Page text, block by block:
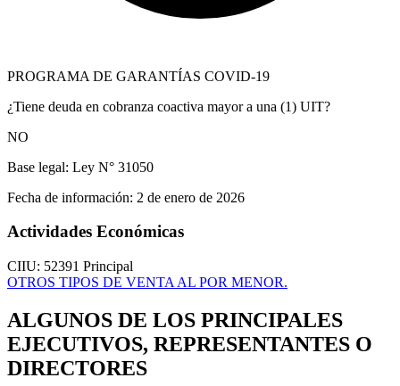
PROGRAMA DE GARANTÍAS COVID-19
¿Tiene deuda en cobranza coactiva mayor a una (1) UIT?
NO
Base legal: Ley N° 31050
Fecha de información: 2 de enero de 2026
Actividades Económicas
CIIU: 52391 Principal
OTROS TIPOS DE VENTA AL POR MENOR.
ALGUNOS DE LOS PRINCIPALES
EJECUTIVOS, REPRESENTANTES O
DIRECTORES